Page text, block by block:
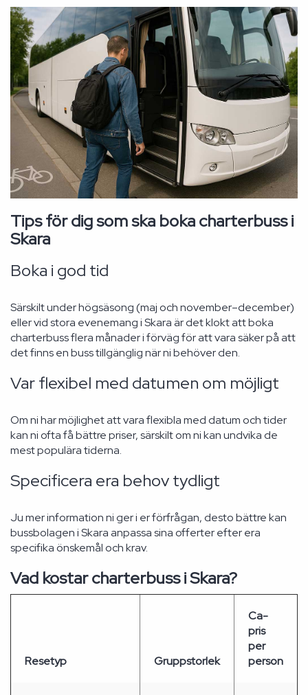
Tips för dig som ska boka charterbuss i
Skara
Boka i god tid
Särskilt under högsäsong (maj och november–december)
eller vid stora evenemang i Skara är det klokt att boka
charterbuss flera månader i förväg för att vara säker på att
det finns en buss tillgänglig när ni behöver den.
Var flexibel med datumen om möjligt
Om ni har möjlighet att vara flexibla med datum och tider
kan ni ofta få bättre priser, särskilt om ni kan undvika de
mest populära tiderna.
Specificera era behov tydligt
Ju mer information ni ger i er förfrågan, desto bättre kan
bussbolagen i Skara anpassa sina offerter efter era
specifika önskemål och krav.
Vad kostar charterbuss i Skara?
Resetyp Gruppstorlek
Ca-
pris
per
person